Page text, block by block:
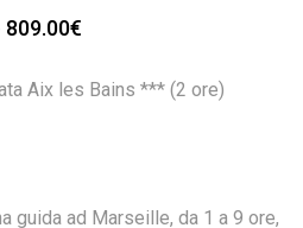
809.00€
Aix les Bains *** (2 ore)
guida ad Marseille, da 1 a 9 ore,